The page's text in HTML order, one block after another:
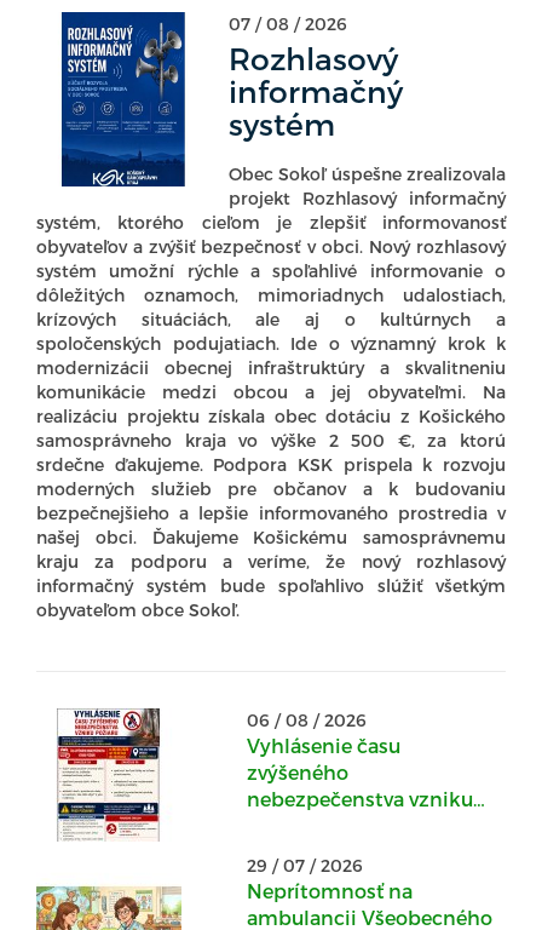
07 / 08 / 2026
Rozhlasový
informačný
systém
Obec Sokoľ úspešne zrealizovala
projekt Rozhlasový informačný
systém, ktorého cieľom je zlepšiť informovanosť
obyvateľov a zvýšiť bezpečnosť v obci. Nový rozhlasový
systém umožní rýchle a spoľahlivé informovanie o
dôležitých oznamoch, mimoriadnych udalostiach,
krízových situáciách, ale aj o kultúrnych a
spoločenských podujatiach. Ide o významný krok k
modernizácii obecnej infraštruktúry a skvalitneniu
komunikácie medzi obcou a jej obyvateľmi. Na
realizáciu projektu získala obec dotáciu z Košického
samosprávneho kraja vo výške 2 500 €, za ktorú
srdečne ďakujeme. Podpora KSK prispela k rozvoju
moderných služieb pre občanov a k budovaniu
bezpečnejšieho a lepšie informovaného prostredia v
našej obci. Ďakujeme Košickému samosprávnemu
kraju za podporu a veríme, že nový rozhlasový
informačný systém bude spoľahlivo slúžiť všetkým
obyvateľom obce Sokoľ.
06 / 08 / 2026
Vyhlásenie času
zvýšeného
nebezpečenstva vzniku
29 / 07 / 2026
Neprítomnosť na
ambulancii Všeobecného